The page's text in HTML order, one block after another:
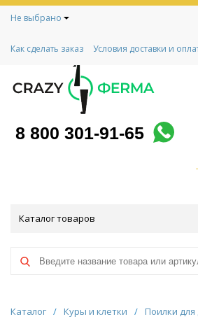
Не выбрано
Как сделать заказ Условия доставки и
Контакты
Социальный контракт
Любимая ферма
8 800 301-91-65
Каталог товаров
Каталог / Куры и клетки / Поилки